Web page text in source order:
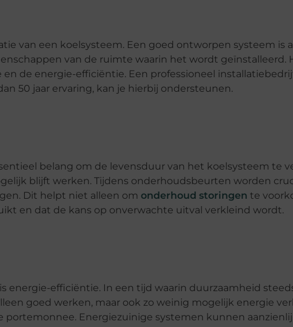
van een koelsysteem. Een goed ontworpen systeem is
van de ruimte waarin het wordt geïnstalleerd.
de energie-efficiëntie. Een professioneel
50 jaar ervaring, kan je hierbij ondersteunen.
belang om de levensduur van het koelsysteem te
blijft werken. Tijdens onderhoudsbeurten worden
Dit helpt niet alleen om onderhoud storingen te
en dat de kans op onverwachte uitval verkleind wordt.
energie-efficiëntie. In een tijd waarin duurzaamheid
goed werken, maar ook zo weinig mogelijk energie
portemonnee. Energiezuinige systemen kunnen